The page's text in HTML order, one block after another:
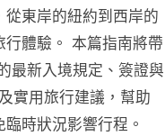
東岸的紐約到西岸的
體驗。 本篇指南將帶
最新入境規定、簽證與
實用旅行建議，幫助
時狀況影響行程。